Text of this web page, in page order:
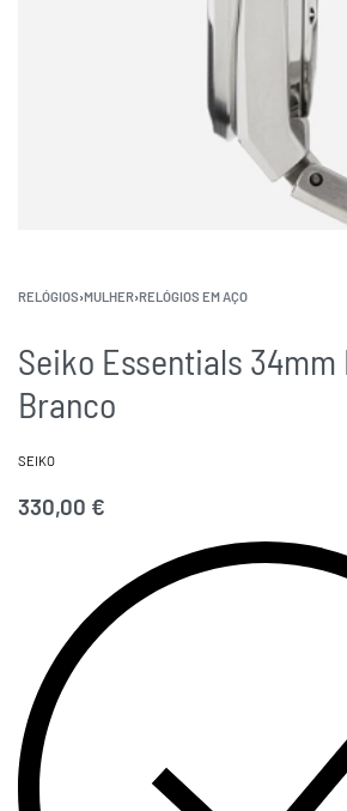
RELÓGIOS›MULHER›RELÓGIOS EM AÇO
Seiko Essentials
Branco
SEIKO
330,00 €